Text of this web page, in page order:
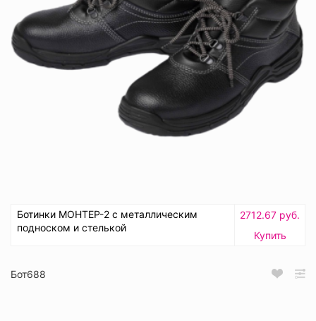
Ботинки МОНТЕР-2 с металлическим
подноском и стелькой
2712.67 руб.
Купить
Бот688